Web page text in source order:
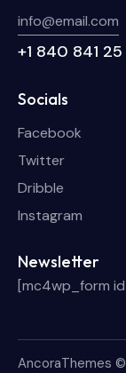
info@email.com
+1 840 841
Socials
Facebook
Twitter
Dribble
Instagram
Newsletter
[mc4wp_form
AncoraThemes ©